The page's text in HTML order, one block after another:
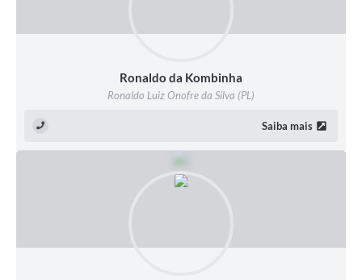
Ronaldo da Kombinha
Ronaldo Luiz Onofre da Silva (PL)
Saiba mais